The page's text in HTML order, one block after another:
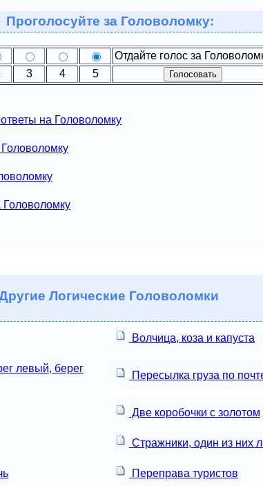
Проголосуйте за Головоломку:
Отдайте голос за
3 4 5
на Головоломку
Головоломку
Логические Головоломки
Волчица, коза и капуста
левый, берег
Пересылка груза по
Две коробочки с золотом
Стражники, один из них
Переправа туристов